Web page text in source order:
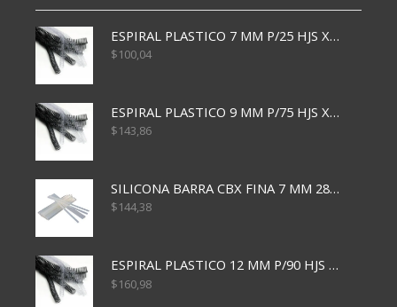
ESPIRAL PLASTICO 7 MM P/25 HJS X50x3000
$100,04
ESPIRAL PLASTICO 9 MM P/75 HJS X50X2400
$143,86
SILICONA BARRA CBX FINA 7 MM 28 CM
$144,38
ESPIRAL PLASTICO 12 MM P/90 HJS X50X1500
$160,98